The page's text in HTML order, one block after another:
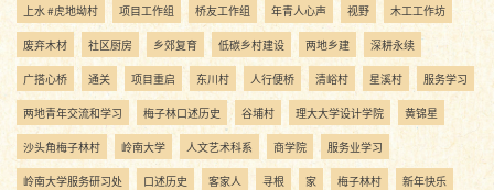
上水 #虎地坳村 项目工作组 桥友工作组 年青人心声 视野 木工工作坊
废弃木材 社区厨房 乡郊复育 低碳乡村建设 两地乡建 深耕永续
广搭心桥 通关 项目重启 东川村 人行便桥 清峪村 星溪村 服务学习
两地青年交流和学习 梅子林口述历史 谷埔村 理大大学设计学院 黄锦星
沙头角梅子林村 岭南大学 人文艺术科系 商学院 服务业学习
岭南大学服务研习处 口述历史 客家人 寻根 家 梅子林村 新年快乐